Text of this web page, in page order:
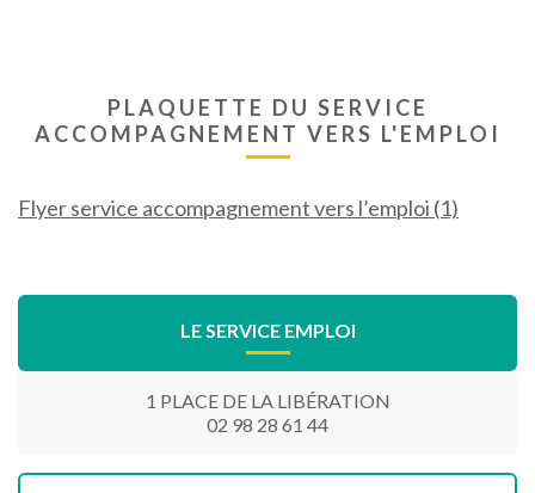
PLAQUETTE DU SERVICE
ACCOMPAGNEMENT VERS L'EMPLOI
Flyer service accompagnement vers l’emploi (1)
LE SERVICE EMPLOI
1 PLACE DE LA LIBÉRATION
02 98 28 61 44